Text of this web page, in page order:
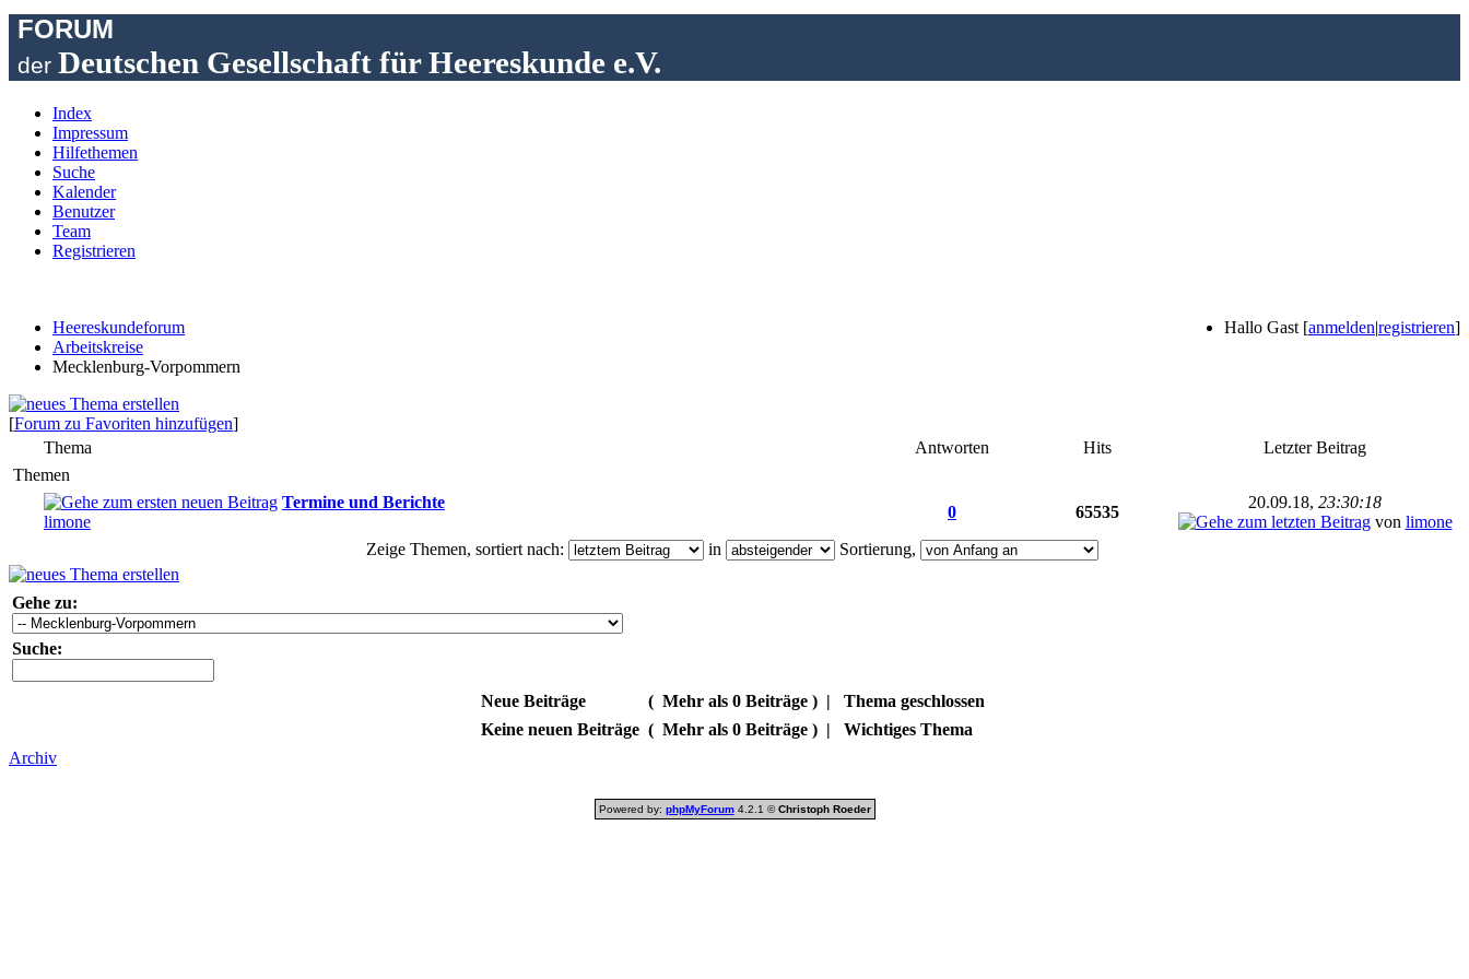
FORUM
der Deutschen Gesellschaft für Heereskunde e.V.
Index
Impressum
Hilfethemen
Suche
Kalender
Benutzer
Team
Registrieren
Hallo Gast [anmelden|registrieren]
Heereskundeforum
Arbeitskreise
Mecklenburg-Vorpommern
[Forum zu Favoriten hinzufügen]
Thema
Antworten Hits
Letzter Beitrag
Themen
Termine und Berichte
limone
0 65535
20.09.18, 23:30:18
von limone
Zeige Themen, sortiert nach:
in Sortierung,
Gehe zu:
Suche:
Neue Beiträge ( Mehr als 0 Beiträge ) |
Thema geschlossen
Keine neuen Beiträge ( Mehr als 0 Beiträge ) |
Wichtiges Thema
Archiv
Powered by: phpMyForum4.2.1 ©Christoph Roeder